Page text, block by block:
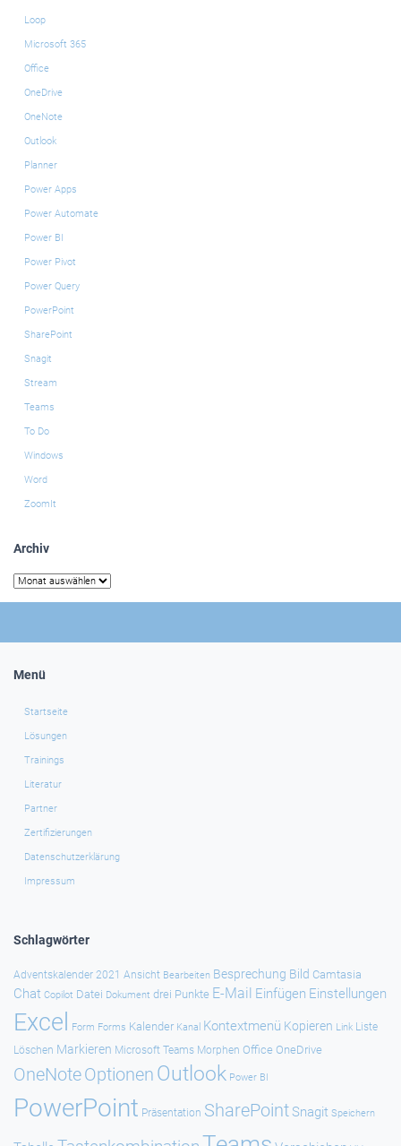
Loop
Microsoft 365
Office
OneDrive
OneNote
Outlook
Planner
Power Apps
Power Automate
Power BI
Power Pivot
Power Query
PowerPoint
SharePoint
Snagit
Stream
Teams
To Do
Windows
Word
ZoomIt
Archiv
Archiv
Menü
Startseite
Lösungen
Trainings
Literatur
Partner
Zertifizierungen
Datenschutzerklärung
Impressum
Schlagwörter
Adventskalender 2021 Ansicht Bearbeiten Besprechung Bild Camtasia
Chat Copilot Datei Dokument drei Punkte E-Mail Einfügen Einstellungen
Excel Form Forms Kalender Kanal Kontextmenü Kopieren Link Liste
Löschen Markieren Microsoft Teams Morphen Office OneDrive
OneNoteOptionen Outlook Power BI
PowerPoint Präsentation SharePointSnagit Speichern